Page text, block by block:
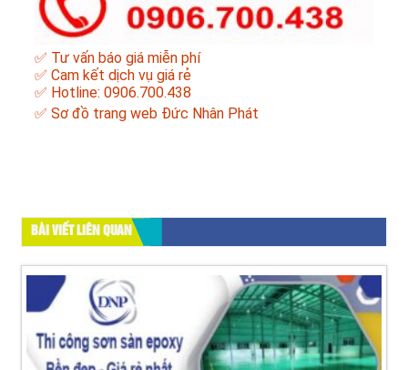
✅ Tư vấn báo giá miễn phí
✅ Cam kết dịch vụ giá rẻ
✅ Hotline: 0906.700.438
✅ Sơ đồ trang web Đức Nhân Phát
BÀI VIẾT LIÊN QUAN